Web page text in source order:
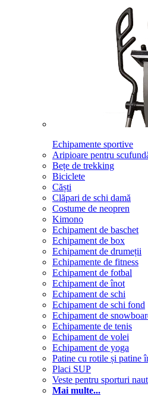
Echipamente sportive
Aripioare pentru
Bețe de trekking
Biciclete
Căști
Clăpari de schi damă
Costume de neopren
Kimono
Echipament de baschet
Echipament de box
Echipament de drumeții
Echipamente de fitness
Echipament de fotbal
Echipament de înot
Echipament de schi
Echipament de schi fond
Echipament de
Echipamente de tenis
Echipament de volei
Echipament de yoga
Patine cu rotile și patine
Placi SUP
Veste pentru sporturi
Mai multe...